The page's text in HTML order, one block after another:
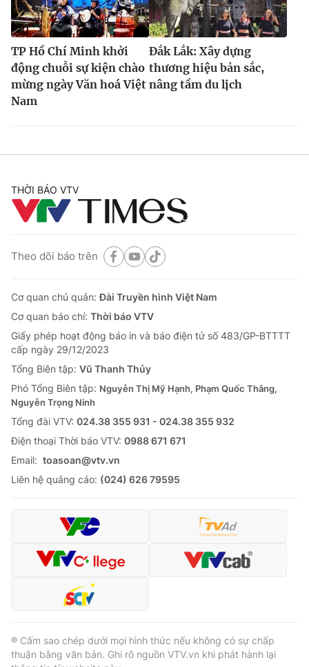
TP Hồ Chí Minh khởi
động chuỗi sự kiện chào
mừng ngày Văn hoá Việt
Nam
Đắk Lắk: Xây dựng
thương hiệu bản sắc,
nâng tầm du lịch
THỜI BÁO VTV
Theo dõi báo trên
Cơ quan chủ quản:Đài Truyền hình Việt Nam
Cơ quan báo chí: Thời báo VTV
Giấy phép hoạt động báo in và báo điện tử số 483/GP-BTTTT
cấp ngày 29/12/2023
Tổng Biên tập: Vũ Thanh Thủy
Phó Tổng Biên tập: Nguyễn Thị Mỹ Hạnh, Phạm Quốc Thắng,
Nguyễn Trọng Ninh
Tổng đài VTV: 024.38 355 931 - 024.38 355 932
Ðiện thoại Thời báo VTV: 0988 671 671
Email: toasoan@vtv.vn
Liên hệ quảng cáo: (024) 626 79595
® Cấm sao chép dưới mọi hình thức nếu không có sự chấp
thuận bằng văn bản. Ghi rõ nguồn VTV.vn khi phát hành lại